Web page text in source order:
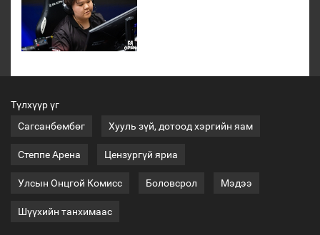
Түлхүүр үг
Сагсанбөмбөг
Хууль зүй, дотоод хэргийн яам
Степпе Арена Цензургүй яриа
Улсын Онцгой Комисс Боловсрол Мэдээ
Шүүхийн танхимаас